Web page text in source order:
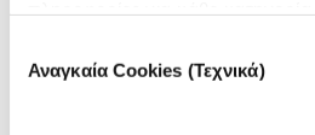
συγκατάθεσης
Αναγκαία Cookies (Τεχνικά)
από αλληλεπίδραση με τη
περίπτωση απαιτείται πιο
μην ανησυχείτε, θα σας